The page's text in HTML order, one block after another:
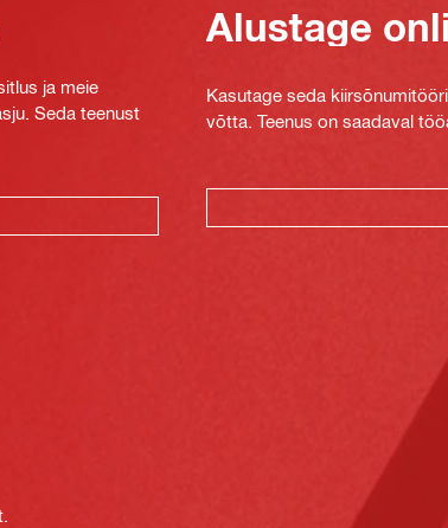
ja meie
Seda teenust
Alustage
Kasutage seda
võtta. Teenus on saadaval